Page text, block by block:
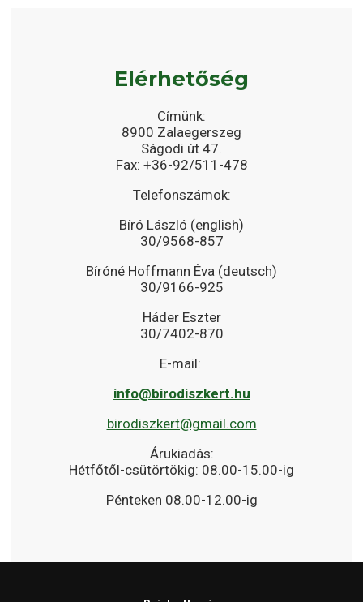
Elérhetőség
Címünk:
8900 Zalaegerszeg
Ságodi út 47.
Fax: +36-92/511-478
Telefonszámok:
Bíró László (english)
30/9568-857
Bíróné Hoffmann Éva (deutsch)
30/9166-925
Háder Eszter
30/7402-870
E-mail:
info@birodiszkert.hu
birodiszkert@gmail.com
Árukiadás:
Hétfőtől-csütörtökig: 08.00-15.00-ig
Pénteken 08.00-12.00-ig